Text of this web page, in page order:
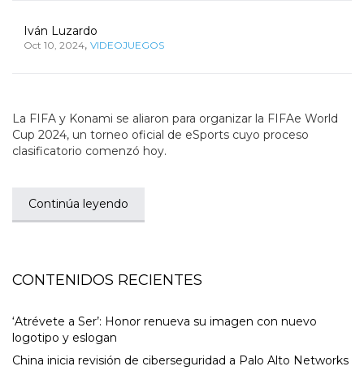
Iván Luzardo
Oct 10, 2024, VIDEOJUEGOS
La FIFA y Konami se aliaron para organizar la FIFAe World
Cup 2024, un torneo oficial de eSports cuyo proceso
clasificatorio comenzó hoy.
Continúa leyendo
CONTENIDOS RECIENTES
‘Atrévete a Ser’: Honor renueva su imagen con nuevo
logotipo y eslogan
China inicia revisión de ciberseguridad a Palo Alto Networks